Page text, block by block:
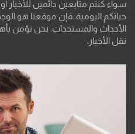
سواء كنتم متابعين دائمين
حياتكم اليومية، فإن موقعنا هو
الأحداث والمستجدات. نحن نؤمن
نقل الأخبار،